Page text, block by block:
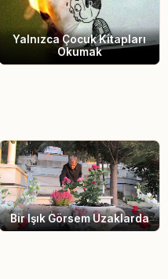
Yalnızca Çocuk Kitapları
Okumak
Bir Işık Görsem Uzaklarda